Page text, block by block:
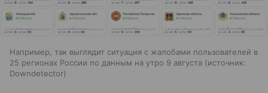
Например, так выглядит ситуация с жалобами пользователей в
25 регионах России по данным на утро 9 августа
источник:
Downdetector